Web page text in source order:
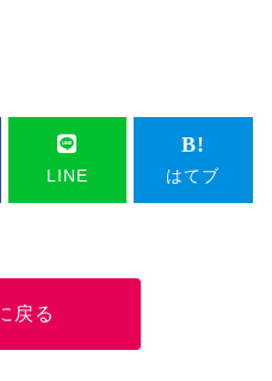
LINE はてブ
戻る